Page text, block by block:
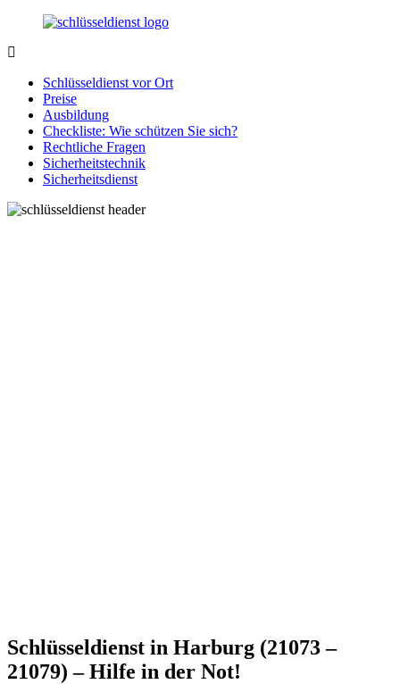
Zurück
Inhalt
Notlage
wird
gelöst!
Schlüsseldienst vor Ort
Preise
Ausbildung
Checkliste: Wie schützen Sie sich?
Rechtliche Fragen
Sicherheitstechnik
Sicherheitsdienst
Schlüsseldienst in Harburg (21073 –
21079) – Hilfe in der Not!